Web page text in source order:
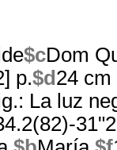
$cDom
p.$d 24 cm
La luz